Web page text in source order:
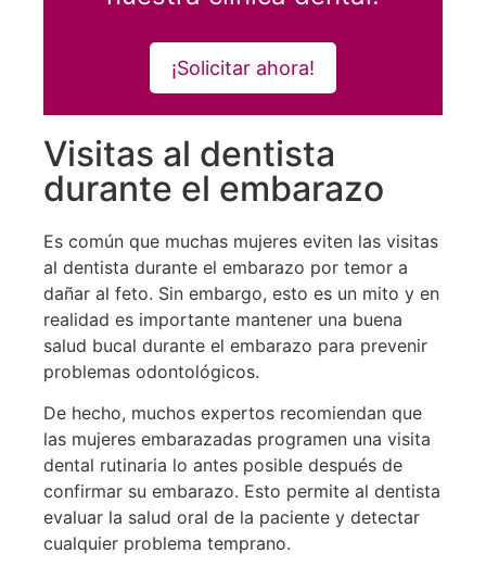
¡Solicitar ahora!
Visitas al dentista
durante el embarazo
Es común que muchas mujeres eviten las visitas
al dentista durante el embarazo por temor a
dañar al feto. Sin embargo, esto es un mito y en
realidad es importante mantener una buena
salud bucal durante el embarazo para prevenir
problemas odontológicos.
De hecho, muchos expertos recomiendan que
las mujeres embarazadas programen una visita
dental rutinaria lo antes posible después de
confirmar su embarazo. Esto permite al dentista
evaluar la salud oral de la paciente y detectar
cualquier problema temprano.